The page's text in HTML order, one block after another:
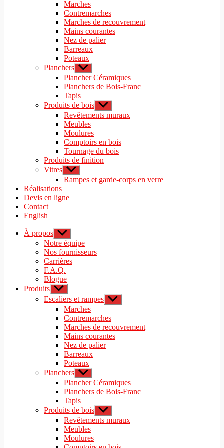
menu
le
menu
Marches
Contremarches
Marches de recouvrement
Mains courantes
Nez de palier
Barreaux
Poteaux
Planchers Afficher
le
sous-
menu
Plancher Céramiques
Planchers de Bois-Franc
Tapis
Produits de bois Afficher
le
sous-
Revêtements muraux
Meubles
Moulures
Comptoirs en bois
Tournage du bois
Produits de finition
Vitres Afficher
le
sous-
Rampes et garde-corps en verre
Réalisations
Devis en ligne
Contact
English
À propos Afficher
le
sous-
menu
Notre équipe
Nos fournisseurs
Carrières
F.A.Q.
Blogue
Produits Afficher
le
sous-
menu
Escaliers et rampes Afficher
le
menu
Marches
Contremarches
Marches de recouvrement
Mains courantes
Nez de palier
Barreaux
Poteaux
Planchers Afficher
le
sous-
menu
Plancher Céramiques
Planchers de Bois-Franc
Tapis
Produits de bois Afficher
le
sous-
Revêtements muraux
Meubles
Moulures